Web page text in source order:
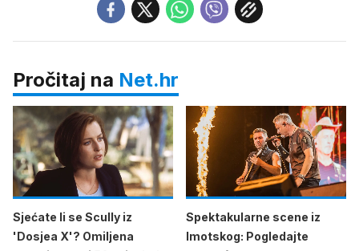
Pročitaj na Net.hr
Sjećate li se Scully iz
'Dosjea X'? Omiljena
Spektakularne scene iz
Imotskog: Pogledajte